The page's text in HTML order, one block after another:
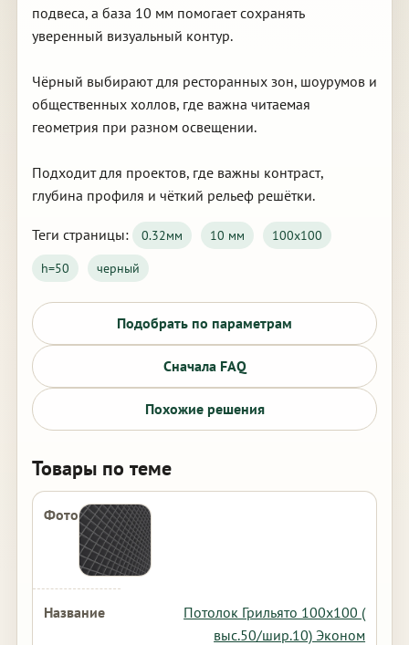
подвеса, а база 10 мм помогает сохранять
уверенный визуальный контур.
Чёрный выбирают для ресторанных зон, шоурумов и
общественных холлов, где важна читаемая
геометрия при разном освещении.
Подходит для проектов, где важны контраст,
глубина профиля и чёткий рельеф решётки.
Теги страницы: 0.32мм 10 мм
100х100
h=50
черный
Подобрать по параметрам
Сначала FAQ
Похожие решения
Товары по теме
Потолок Грильято 100х100 (
выс.50/шир.10) Эконом